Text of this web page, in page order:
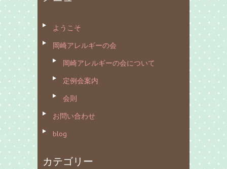
ようこそ
岡崎アレルギーの会
岡崎アレルギーの会について
定例会案内
会則
お問い合わせ
blog
カテゴリー